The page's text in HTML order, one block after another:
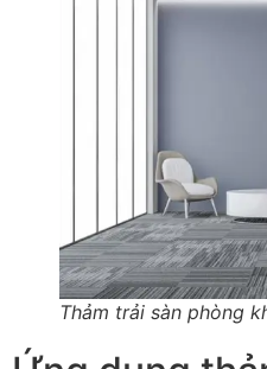
Thảm trải sàn phòng